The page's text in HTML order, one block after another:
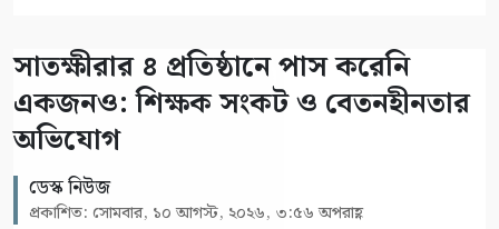
সাতক্ষীরার ৪ প্রতিষ্ঠানে পাস করেনি
একজনও: শিক্ষক সংকট ও বেতনহীনতার
অভিযোগ
ডেস্ক নিউজ
প্রকাশিত: সোমবার, ১০ আগস্ট, ২০২৬, ৩:৫৬ অপরাহ্ণ